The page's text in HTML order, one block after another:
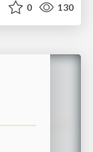
0 130